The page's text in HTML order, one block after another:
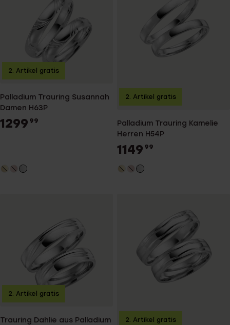
Palladium Trauring Susannah
Damen H63P
1299 99
2. Artikel gratis
Palladium Trauring Kamelie
Herren H54P
1149 99
2. Artikel gratis
Trauring Dahlie aus Palladium
2. Artikel gratis
2. Artikel gratis